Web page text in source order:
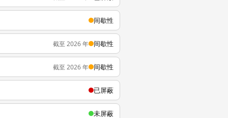
间歇性
截至 2026 年 间歇性
截至 2026 年 间歇性
已屏蔽
未屏蔽